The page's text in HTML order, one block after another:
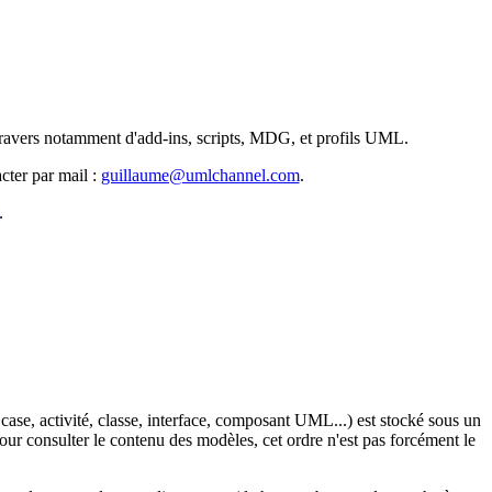
notamment d'add-ins, scripts, MDG, et profils UML.
par mail : guillaume@umlchannel.com.
.
activité, classe, interface, composant UML...) est stocké sous un
consulter le contenu des modèles, cet ordre n'est pas forcément le